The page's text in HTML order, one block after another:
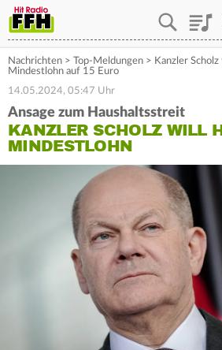
Nachrichten > Top-Meldungen > Kanzler
Mindestlohn auf 15 Euro
14.05.2024, 05:47 Uhr
Ansage zum Haushaltsstreit
KANZLER SCHOLZ WILL
MINDESTLOHN